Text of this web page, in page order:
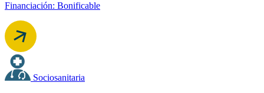
Financiación: Bonificable
Sociosanitaria